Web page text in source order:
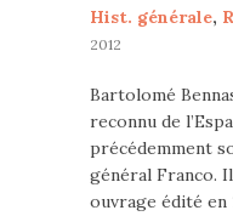
Hist. générale,
2012
Bartolomé
reconnu de
précédemment
général Franco.
ouvrage édité en